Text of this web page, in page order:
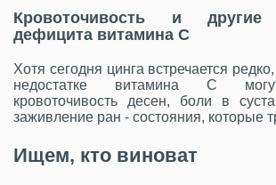
Кровоточивость и другие
дефицита витамина C
Хотя сегодня цинга встречается
недостатке витамина C
кровоточивость десен, боли в
заживление ран - состояния, которые
Ищем, кто виноват